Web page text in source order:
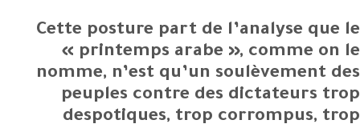
Cette posture part de l’analyse que le
« printemps arabe », comme on le
nomme, n’est qu’un soulèvement des
peuples contre des dictateurs trop
despotiques, trop corrompus, trop